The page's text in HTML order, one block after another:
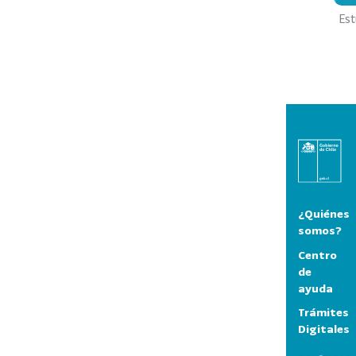
¿Quiénes
somos?
Centro
de
ayuda
Trámites
Digitales